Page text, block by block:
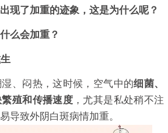
现了加重的迹象，这是为什么呢？
么会加重？
、闷热，这时候，空气中的细菌、
殖和传播速度 ，尤其是私处稍不注
导致外阴白斑病情加重。